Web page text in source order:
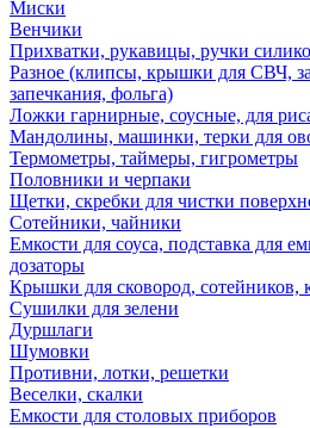
Миски
Венчики
Прихватки, рукавицы, ручки
Разное (клипсы, крышки для СВЧ,
запечкания, фольга)
Ложки гарнирные, соусные, для
Мандолины, машинки, терки для
Термометры, таймеры, гигрометры
Половники и черпаки
Щетки, скребки для чистки
Сотейники, чайники
Емкости для соуса, подставка для
дозаторы
Крышки для сковород, сотейников,
Сушилки для зелени
Дуршлаги
Шумовки
Противни, лотки, решетки
Веселки, скалки
Емкости для столовых приборов